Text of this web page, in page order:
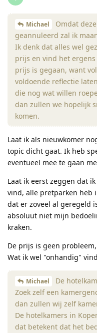
Michael
Omdat
geannuleerd zal ik
Ik denk dat alles wel
prijs en vind het
prijs is gegaan, want
voldoende reflectie
die nog wat willen
dan zullen we hopelijk
komen.
Laat ik als nieuwkomer
topic dicht gaat. Ik heb
eventueel mee te gaan
Laat ik eerst zeggen dat
vind, alle pretparken heb
dat er zoveel al geregeld
absoluut niet mijn
kraken.
De prijs is geen
Wat ik wel "onhandig"
Michael
De
Zoek zelf een
dan zullen wij zelf
De hotelkamers in
dat betekent dat het